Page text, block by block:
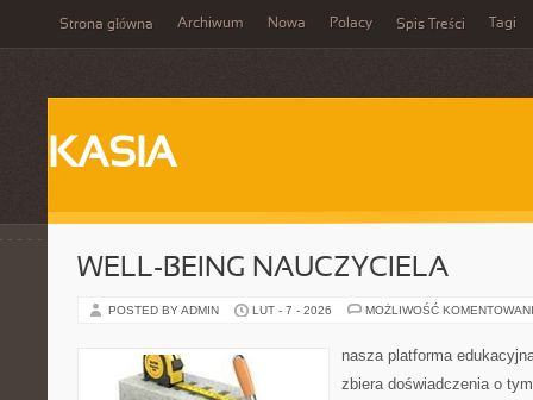
Strona główna Archiwum Nowa Polacy Spis Treści Tagi
KASIA
WELL-BEING NAUCZYCIELA
POSTED BY ADMIN LUT - 7 - 2026 MOŻLIWOŚĆ
nasza platforma
zbiera doświadczenia o